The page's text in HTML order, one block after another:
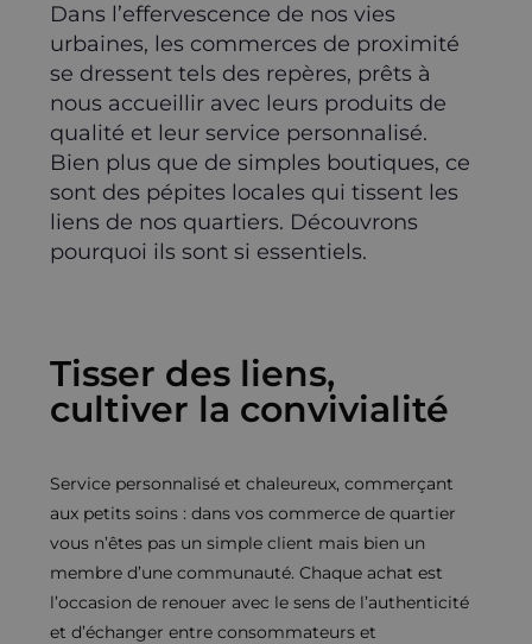
Dans l’effervescence de nos vies
urbaines, les commerces de proximité
se dressent tels des repères, prêts à
nous accueillir avec leurs produits de
qualité et leur service personnalisé.
Bien plus que de simples boutiques, ce
sont des pépites locales qui tissent les
liens de nos quartiers. Découvrons
pourquoi ils sont si essentiels.
Tisser des liens,
cultiver la convivialité
Service personnalisé et chaleureux, commerçant
aux petits soins : dans vos commerce de quartier
vous n’êtes pas un simple client mais bien un
membre d’une communauté. Chaque achat est
l’occasion de renouer avec le sens de l’authenticité
et d’échanger entre consommateurs et